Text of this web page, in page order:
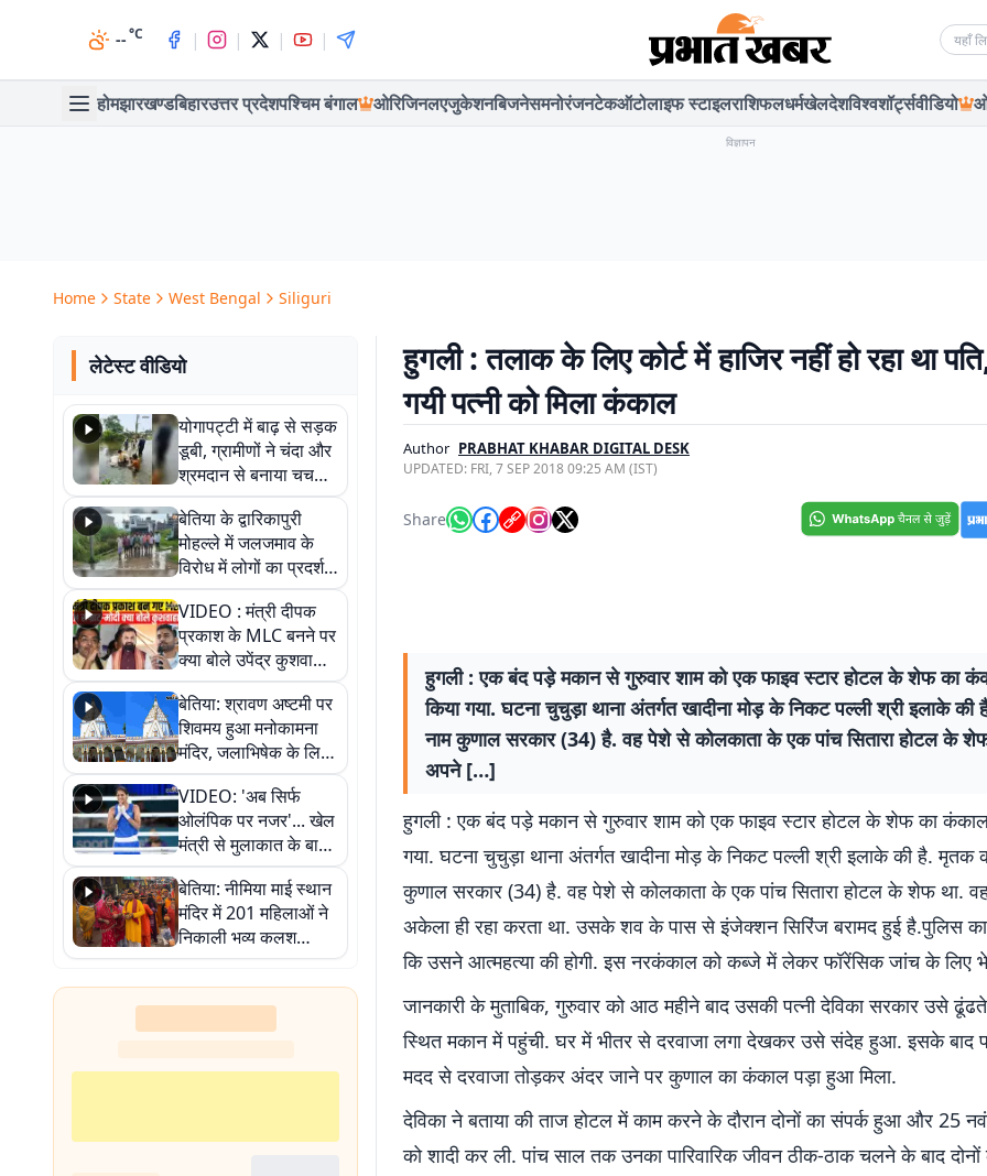
--°C | | | |
होमझारखण्डबिहारउत्तर प्रदेशपश्चिम बंगाल ओरिजिनलएजुकेशनबिजनेसमनोरंजनटेकऑटोलाइफ स्टाइलराशिफलधर्मखेलदेशविश्वशॉर्ट्सवीडियो
विज्ञापन
Home State West Bengal Siliguri
लेटेस्ट वीडियो
योगापट्टी में बाढ़ से सड़क
डूबी, ग्रामीणों ने चंदा और
श्रमदान से बनाया चचरी
पुल
बेतिया के द्वारिकापुरी
मोहल्ले में जलजमाव के
विरोध में लोगों का प्रदर्शन,
स्थायी समाधान की मांग
VIDEO : मंत्री दीपक
प्रकाश के MLC बनने पर
क्या बोले उपेंद्र कुशवाहा,
सुनिए
बेतिया: श्रावण अष्टमी पर
शिवमय हुआ मनोकामना
मंदिर, जलाभिषेक के लिए
लगी लंबी कतारें
VIDEO: 'अब सिर्फ
ओलंपिक पर नजर'... खेल
मंत्री से मुलाकात के बाद
जैसमीन लंबोरिया का बड़ा
बयान
बेतिया: नीमिया माई स्थान
मंदिर में 201 महिलाओं ने
निकाली भव्य कलश
शोभायात्रा, शिवलिंग
प्राण-प्रतिष्ठा महोत्सव
शुरू
हुगली : तलाक के लिए कोर्ट में हाजिर नहीं हो रहा था
गयी पत्नी को मिला कंकाल
Author PRABHAT KHABAR DIGITAL DESK
UPDATED: FRI, 7 SEP 2018 09:25 AM (IST)
Share
हुगली : एक बंद पड़े मकान से गुरुवार शाम को एक फाइव स्टार होटल के शेफ का
किया गया. घटना चुचुड़ा थाना अंतर्गत खादीना मोड़ के निकट पल्ली श्री इलाके
नाम कुणाल सरकार (34) है. वह पेशे से कोलकाता के एक पांच सितारा होटल के
अपने […]
हुगली : एक बंद पड़े मकान से गुरुवार शाम को एक फाइव स्टार होटल के शेफ का कंकाल
गया. घटना चुचुड़ा थाना अंतर्गत खादीना मोड़ के निकट पल्ली श्री इलाके की है. मृतक
कुणाल सरकार (34) है. वह पेशे से कोलकाता के एक पांच सितारा होटल के शेफ था.
अकेला ही रहा करता था. उसके शव के पास से इंजेक्शन सिरिंज बरामद हुई है.पुलिस
कि उसने आत्महत्या की होगी. इस नरकंकाल को कब्जे में लेकर फॉरेंसिक जांच के लिए
जानकारी के मुताबिक, गुरुवार को आठ महीने बाद उसकी पत्नी देविका सरकार उसे
स्थित मकान में पहुंची. घर में भीतर से दरवाजा लगा देखकर उसे संदेह हुआ. इसके बाद
मदद से दरवाजा तोड़कर अंदर जाने पर कुणाल का कंकाल पड़ा हुआ मिला.
देविका ने बताया की ताज होटल में काम करने के दौरान दोनों का संपर्क हुआ और 25
को शादी कर ली. पांच साल तक उनका पारिवारिक जीवन ठीक-ठाक चलने के बाद